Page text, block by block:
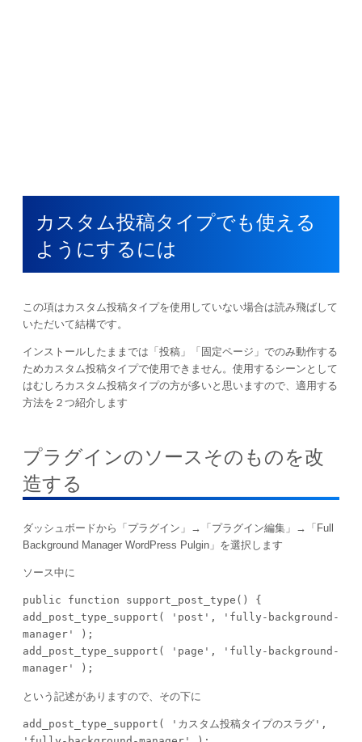
カスタム投稿タイプでも使える
ようにするには
この項はカスタム投稿タイプを使用していない場合は読み飛ばして
いただいて結構です。
インストールしたままでは「投稿」「固定ページ」でのみ動作する
ためカスタム投稿タイプで使用できません。使用するシーンとして
はむしろカスタム投稿タイプの方が多いと思いますので、適用する
方法を２つ紹介します
プラグインのソースそのものを改
造する
ダッシュボードから「プラグイン」→「プラグイン編集」→「Full
Background Manager WordPress Pulgin」を選択します
ソース中に
public function support_post_type() {
add_post_type_support( 'post', 'fully-background-
manager' );
add_post_type_support( 'page', 'fully-background-
manager' );
という記述がありますので、その下に
add_post_type_support( 'カスタム投稿タイプのスラグ',